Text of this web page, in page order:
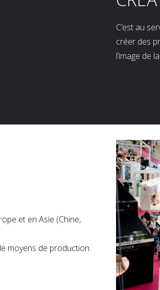
C’est au
créer des
l’image de
et en Asie (Chine,
moyens de production